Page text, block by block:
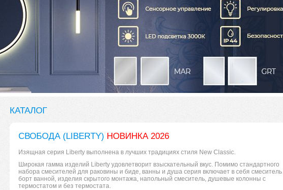
КАТАЛОГ
СВОБОДА (LIBERTY) НОВИНКА 2026
Изящная серия Liberty выполнена в лучших традициях стиля New Classic.
Широкая гамма изделий Liberty удовлетворит взыскательный вкус. Помимо стандартного
набора смесителей для раковины и биде, ванны и душа серия включает в себя смеситель
борт ванной, изделия скрытого монтажа, напольный смеситель, душевые колонны с
термостатом и без термостата.